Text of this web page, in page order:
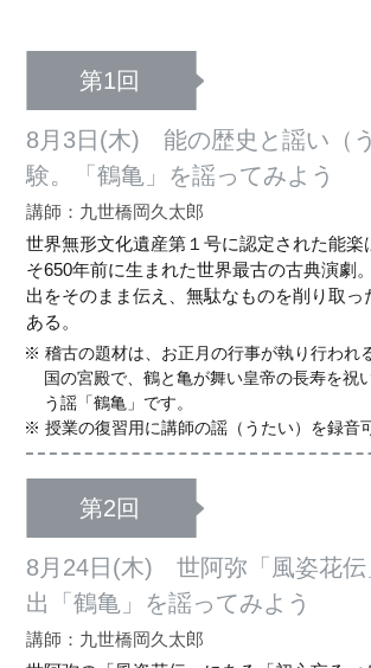
第1回
8月3日(木) 能の歴史と謡い（
験。「鶴亀」を謡ってみよう
講師：九世橋岡久太郎
世界無形文化遺産第１号に認定された能楽
そ650年前に生まれた世界最古の古典演劇
出をそのまま伝え、無駄なものを削り取っ
ある。
稽古の題材は、お正月の行事が執り行われ
国の宮殿で、鶴と亀が舞い皇帝の長寿を祝
う謡「鶴亀」です。
授業の復習用に講師の謡（うたい）を録音
第2回
8月24日(木) 世阿弥「風姿花伝
出「鶴亀」を謡ってみよう
講師：九世橋岡久太郎